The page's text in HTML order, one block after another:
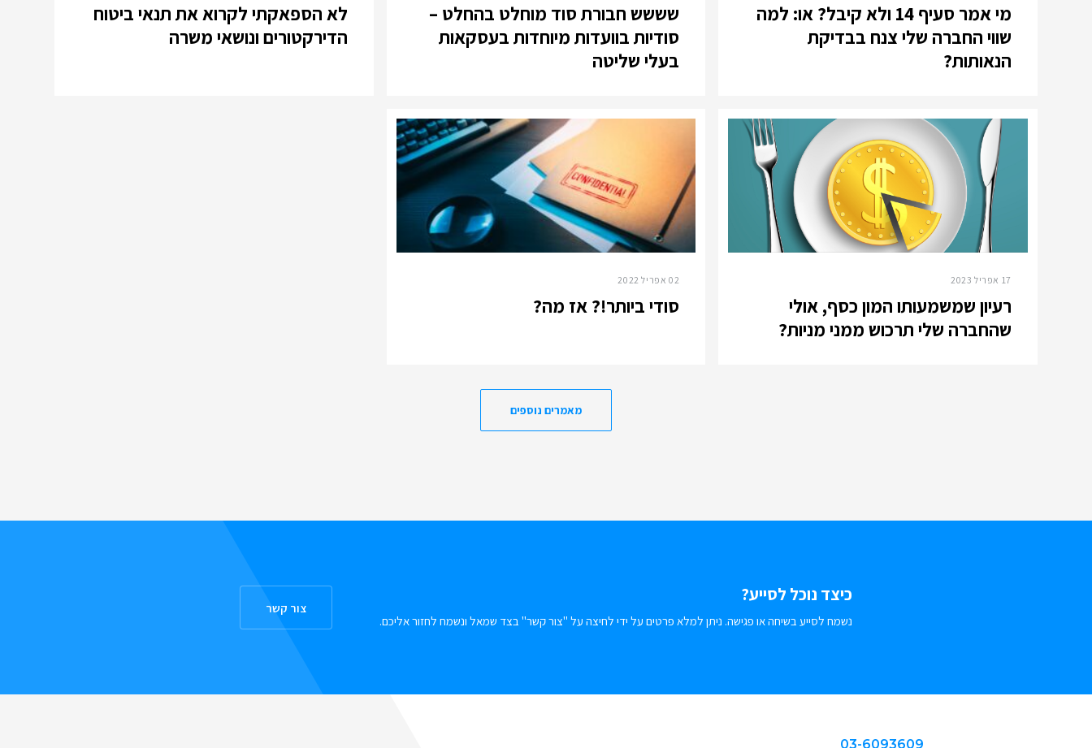
מי אמר סעיף 14 ולא קיבל? או: למה
שווי החברה שלי צנח בבדיקת
הנאותות?
שששש חבורת סוד מוחלט בהחלט –
סודיות בוועדות מיוחדות בעסקאות
בעלי שליטה
לא הספאקתי לקרוא את תנאי ביטוח
הדירקטורים ונושאי משרה
17 אפריל 2023
רעיון שמשמעותו המון כסף, אולי
שהחברה שלי תרכוש ממני מניות?
02 אפריל 2022
סודי ביותר!? אז מה?
מאמרים נוספים
כיצד נוכל לסייע?
נשמח לסייע בשיחה או פגישה. ניתן למלא פרטים על ידי לחיצה על "צור קשר" בצד שמאל ונשמח לחזור אליכם.
צור קשר
03-6093609